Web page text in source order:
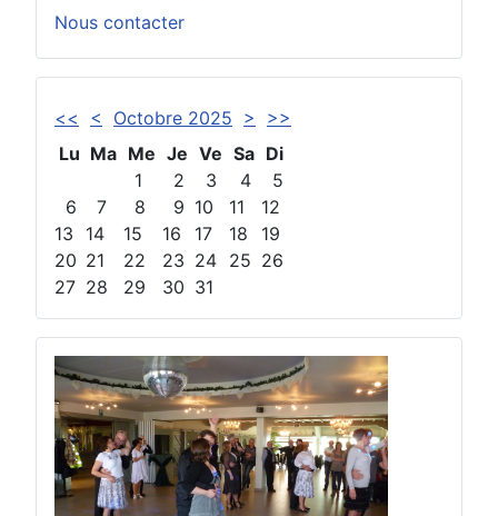
Nous contacter
<< < Octobre 2025 >
>>
Lu Ma Me Je Ve Sa Di
1
2 3 4
5
6
7 8 9 10 11
12
13
14 15 16 17 18
19
20 21 22 23 24 25 26
27 28 29 30 31